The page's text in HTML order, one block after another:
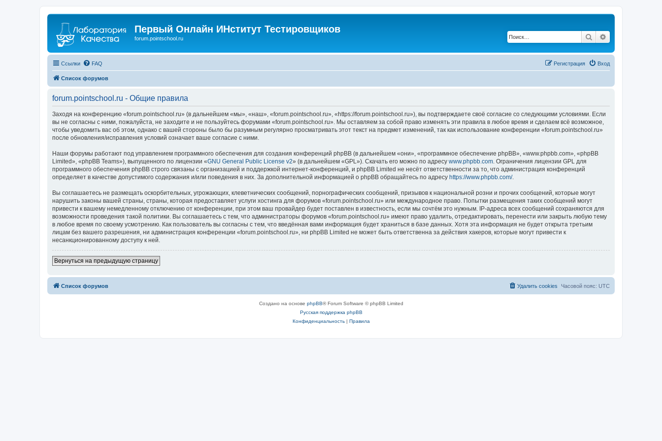
Первый Онлайн ИНститут Тестировщиков
forum.pointschool.ru Поиск
Ссылки FAQ Вход
Регистрация
Список форумов
forum.pointschool.ru - Общие правила
Заходя на конференцию «forum.pointschool.ru» (в дальнейшем «мы», «наш», «forum.pointschool.ru», «https://forum.pointschool.ru»), вы подтверждаете своё согласие со следующими условиями. Если
вы не согласны с ними, пожалуйста, не заходите и не пользуйтесь форумами «forum.pointschool.ru». Мы оставляем за собой право изменять эти правила в любое время и сделаем всё возможное,
чтобы уведомить вас об этом, однако с вашей стороны было бы разумным регулярно просматривать этот текст на предмет изменений, так как использование конференции «forum.pointschool.ru»
после обновления/исправления условий означает ваше согласие с ними.
Наши форумы работают под управлением программного обеспечения для создания конференций phpBB (в дальнейшем «они», «программное обеспечение phpBB», «www.phpbb.com», «phpBB
Limited», «phpBB Teams»), выпущенного по лицензии «GNU General Public License v2» (в дальнейшем «GPL»). Скачать его можно по адресу www.phpbb.com . Ограничения лицензии GPL для
программного обеспечения phpBB строго связаны с организацией и поддержкой интернет-конференций, и phpBB Limited не несёт ответственности за то, что администрация конференций
определяет в качестве допустимого содержания и/или поведения в них. За дополнительной информацией о phpBB обращайтесь по адресу https://www.phpbb.com/.
Вы соглашаетесь не размещать оскорбительных, угрожающих, клеветнических сообщений, порнографических сообщений, призывов к национальной розни и прочих сообщений, которые могут
нарушить законы вашей страны, страны, которая предоставляет услуги хостинга для форумов «forum.pointschool.ru» или международное право. Попытки размещения таких сообщений могут
привести к вашему немедленному отключению от конференции, при этом ваш провайдер будет поставлен в известность, если мы сочтём это нужным. IP-адреса всех сообщений сохраняются для
возможности проведения такой политики. Вы соглашаетесь с тем, что администраторы форумов «forum.pointschool.ru» имеют право удалить, отредактировать, перенести или закрыть любую тему
в любое время по своему усмотрению. Как пользователь вы согласны с тем, что введённая вами информация будет храниться в базе данных. Хотя эта информация не будет открыта третьим
лицам без вашего разрешения, ни администрация конференции «forum.pointschool.ru», ни phpBB Limited не может быть ответственна за действия хакеров, которые могут привести к
несанкционированному доступу к ней.
Вернуться на предыдущую страницу
Список форумов Часовой пояс: UTC
Удалить cookies
Создано на основе phpBB® Forum Software © phpBB Limited
Русская поддержка phpBB
Конфиденциальность| Правила